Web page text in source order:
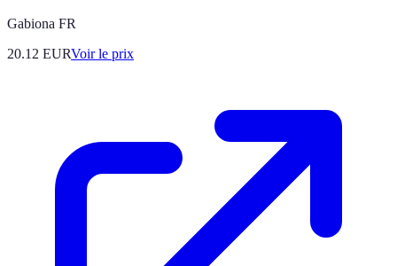
Gabiona FR
20.12 EURVoir le prix